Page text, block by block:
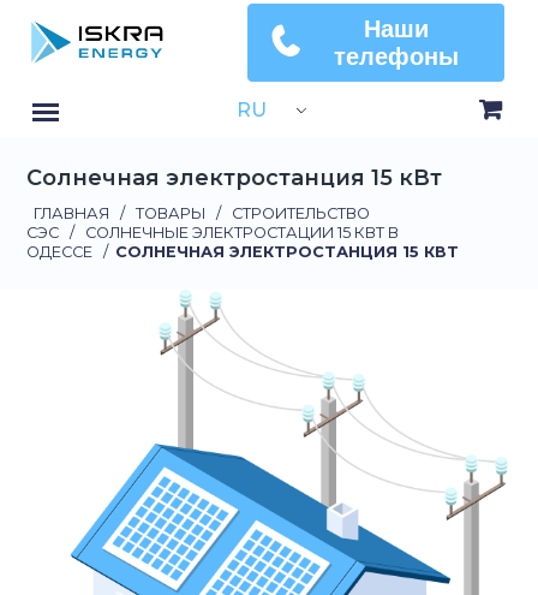
Наши
телефоны
RU
Солнечная электростанция 15 кВт
ГЛАВНАЯ / ТОВАРЫ /
СТРОИТЕЛЬСТВО
СЭС /
СОЛНЕЧНЫЕ ЭЛЕКТРОСТАЦИИ 15 КВТ В
ОДЕССЕ / СОЛНЕЧНАЯ ЭЛЕКТРОСТАНЦИЯ 15 КВТ